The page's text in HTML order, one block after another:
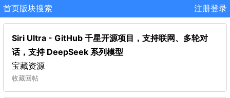
首页版块搜索 注册登录
Siri Ultra - GitHub 千星开源项目，支持联网、多轮对
话，支持 DeepSeek 系列模型
宝藏资源
收藏回帖